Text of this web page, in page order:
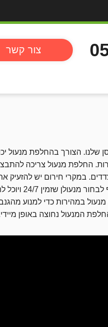
צור קשר
הצורך בהחלפת מנעול
החלפת מנעול צריכה
במקרי חירום יש להזעיק
האפשרית ולשלם תעריף
במהירות כדי למנוע
המנעול נחוצה באופן